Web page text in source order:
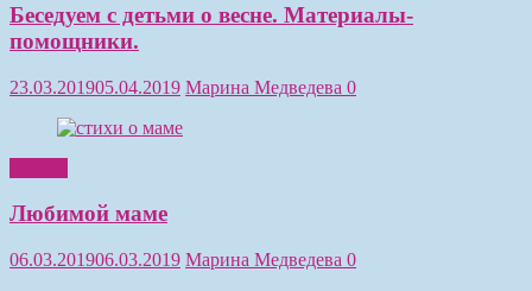
Беседуем с детьми о весне. Материалы-
помощники.
23.03.201905.04.2019 Марина Медведева 0
Любимой маме
06.03.201906.03.2019 Марина Медведева 0